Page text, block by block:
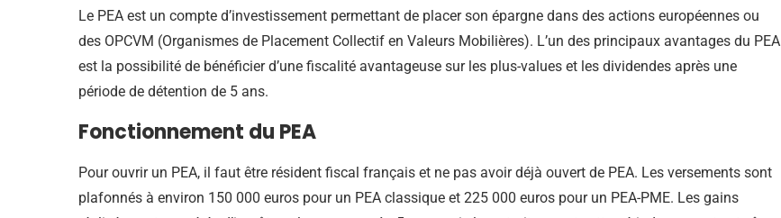
Le PEA est un compte d’investissement permettant de placer son épargne dans des actions européennes ou
des OPCVM (Organismes de Placement Collectif en Valeurs Mobilières). L’un des principaux avantages du PEA
est la possibilité de bénéficier d’une fiscalité avantageuse sur les plus-values et les dividendes après une
période de détention de 5 ans.
Fonctionnement du PEA
Pour ouvrir un PEA, il faut être résident fiscal français et ne pas avoir déjà ouvert de PEA. Les versements sont
plafonnés à environ 150 000 euros pour un PEA classique et 225 000 euros pour un PEA-PME. Les gains